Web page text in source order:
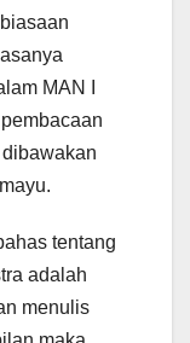
MAN I
tentang
adalah
menulis